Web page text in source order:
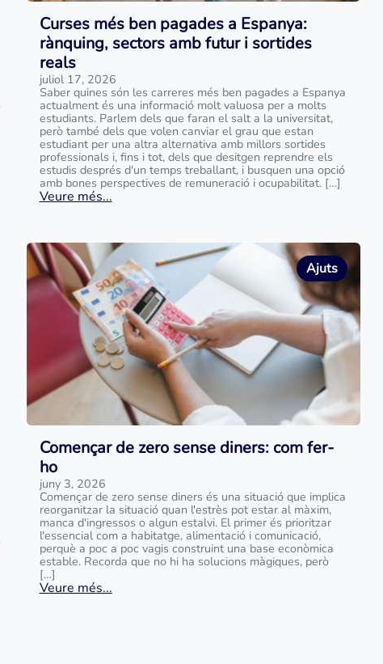
Curses més ben pagades a Espanya:
rànquing, sectors amb futur i sortides
reals
juliol 17, 2026
Saber quines són les carreres més ben pagades a Espanya
actualment és una informació molt valuosa per a molts
estudiants. Parlem dels que faran el salt a la universitat,
però també dels que volen canviar el grau que estan
estudiant per una altra alternativa amb millors sortides
professionals i, fins i tot, dels que desitgen reprendre els
estudis després d'un temps treballant, i busquen una opció
amb bones perspectives de remuneració i ocupabilitat. […]
Veure més...
Ajuts
Començar de zero sense diners: com fer-
ho
juny 3, 2026
Començar de zero sense diners és una situació que implica
reorganitzar la situació quan l'estrès pot estar al màxim,
manca d'ingressos o algun estalvi. El primer és prioritzar
l'essencial com a habitatge, alimentació i comunicació,
perquè a poc a poc vagis construint una base econòmica
estable. Recorda que no hi ha solucions màgiques, però
[…]
Veure més...